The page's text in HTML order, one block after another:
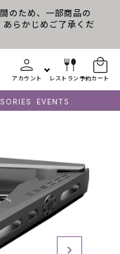
のため、一部商品の
らかじめご了承くだ
アカウント レストラン予約カート
EVENTS
›